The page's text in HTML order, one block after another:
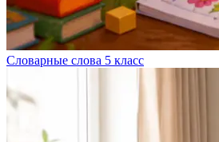
Словарные слова 5 класс